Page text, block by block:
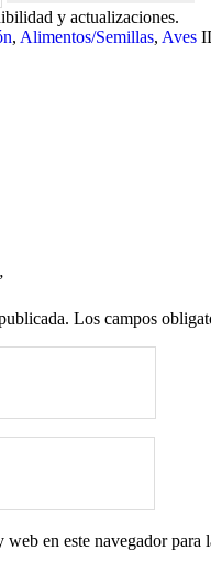
y actualizaciones.
, Alimentos/Semillas, Aves
Los campos
en este navegador para